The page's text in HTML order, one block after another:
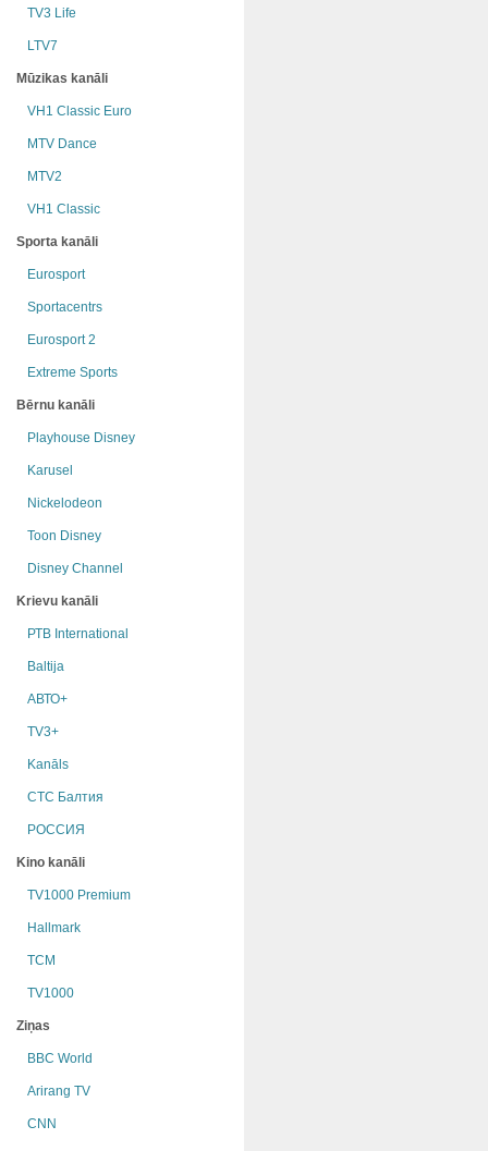
TV3 Life
LTV7
Mūzikas kanāli
VH1 Classic Euro
MTV Dance
MTV2
VH1 Classic
Sporta kanāli
Eurosport
Sportacentrs
Eurosport 2
Extreme Sports
Bērnu kanāli
Playhouse Disney
Karusel
Nickelodeon
Toon Disney
Disney Channel
Krievu kanāli
РТB International
Baltija
АВТО+
TV3+
Kanāls
СТС Балтия
РОССИЯ
Kino kanāli
TV1000 Premium
Hallmark
TCM
TV1000
Ziņas
BBC World
Arirang TV
CNN